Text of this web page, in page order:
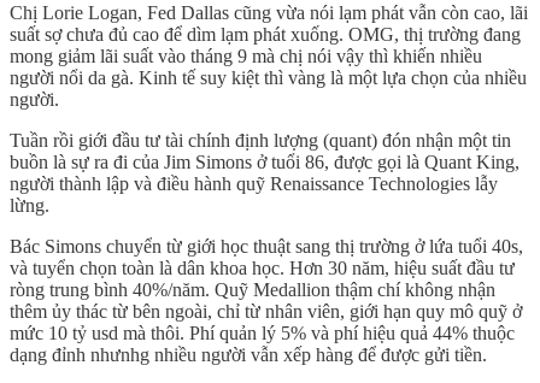
Chị Lorie Logan, Fed Dallas cũng vừa nói lạm phát vẫn còn cao, lãi
suất sợ chưa đủ cao để dìm lạm phát xuống. OMG, thị trường đang
mong giảm lãi suất vào tháng 9 mà chị nói vậy thì khiến nhiều
người nổi da gà. Kinh tế suy kiệt thì vàng là một lựa chọn của nhiều
người.
Tuần rồi giới đầu tư tài chính định lượng (quant) đón nhận một tin
buồn là sự ra đi của Jim Simons ở tuổi 86, được gọi là Quant King,
người thành lập và điều hành quỹ Renaissance Technologies lẫy
lừng.
Bác Simons chuyển từ giới học thuật sang thị trường ở lứa tuổi 40s,
và tuyển chọn toàn là dân khoa học. Hơn 30 năm, hiệu suất đầu tư
ròng trung bình 40%/năm. Quỹ Medallion thậm chí không nhận
thêm ủy thác từ bên ngoài, chỉ từ nhân viên, giới hạn quy mô quỹ ở
mức 10 tỷ usd mà thôi. Phí quản lý 5% và phí hiệu quả 44% thuộc
dạng đỉnh nhưnhg nhiều người vẫn xếp hàng để được gửi tiền.